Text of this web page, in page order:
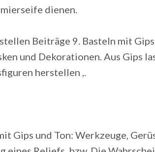
dienen.
Beiträge 9. Basteln mit
und Dekorationen. Aus Gips
herstellen ,.
Gips und Ton: Werkzeuge,